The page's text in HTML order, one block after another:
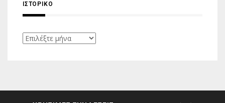
ΙΣΤΟΡΙΚΌ
Ιστορικό